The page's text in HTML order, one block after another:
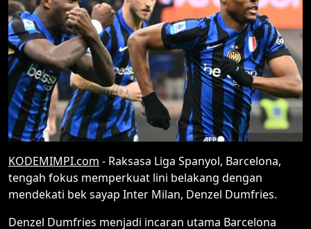
KODEMIMPI.com - Raksasa Liga Spanyol, Barcelona,
tengah fokus memperkuat lini belakang dengan
mendekati bek sayap Inter Milan, Denzel Dumfries.
Denzel Dumfries menjadi incaran utama Barcelona